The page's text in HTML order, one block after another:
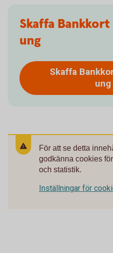
Skaffa
ung
Skaffa
ung
För att se detta
godkänna cookies
och statistik.
Inställningar för